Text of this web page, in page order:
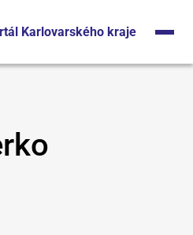
Karlovarského kraje